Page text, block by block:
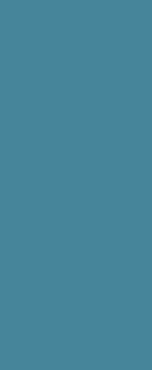
La Fondation
fondation
du Premier
organisme privé,
français, qui a
relations
Ses ressources
dotation initiale
environ 20 millions
France par la